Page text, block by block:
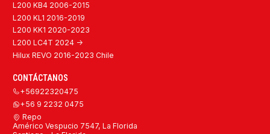
L200 KB4 2006-2015
L200 KL1 2016-2019
L200 KK1 2020-2023
L200 LC4T 2024 ->
Hilux REVO 2016-2023 Chile
CONTÁCTANOS
+56922320475
+56 9 2232 0475
Repo
Américo Vespucio 7547, La Florida